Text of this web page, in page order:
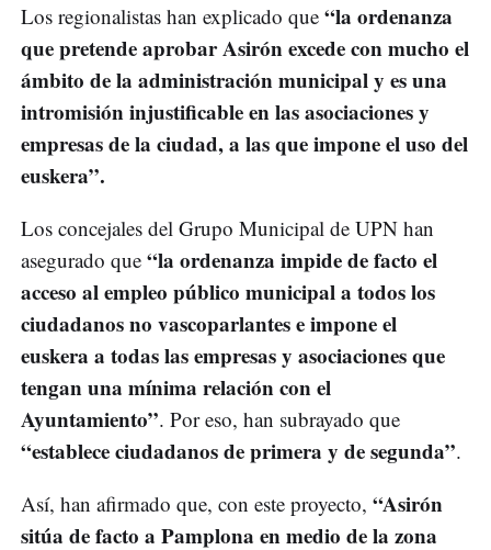
Los regionalistas han explicado que “la ordenanza
que pretende aprobar Asirón excede con mucho el
ámbito de la administración municipal y es una
intromisión injustificable en las asociaciones y
empresas de la ciudad, a las que impone el uso del
euskera”.
Los concejales del Grupo Municipal de UPN han
asegurado que “la ordenanza impide de facto el
acceso al empleo público municipal a todos los
ciudadanos no vascoparlantes e impone el
euskera a todas las empresas y asociaciones que
tengan una mínima relación con el
Ayuntamiento”. Por eso, han subrayado que
“establece ciudadanos de primera y de segunda”.
Así, han afirmado que, con este proyecto, “Asirón
sitúa de facto a Pamplona en medio de la zona